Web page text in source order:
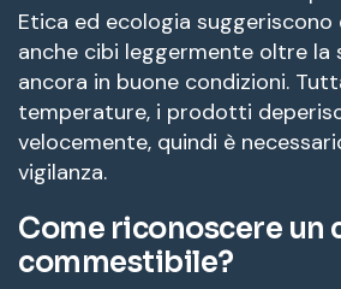
Etica ed ecologia suggeriscono
anche cibi leggermente oltre la
ancora in buone condizioni.
temperature, i prodotti
velocemente, quindi è
vigilanza.
Come riconoscere un
commestibile?